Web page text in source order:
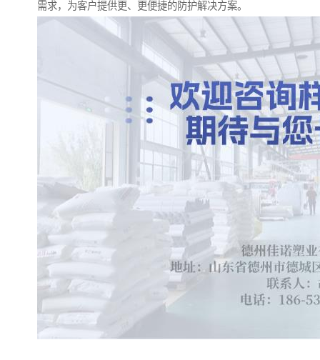
需求，为客户提供更、更便捷的防护解决方案。